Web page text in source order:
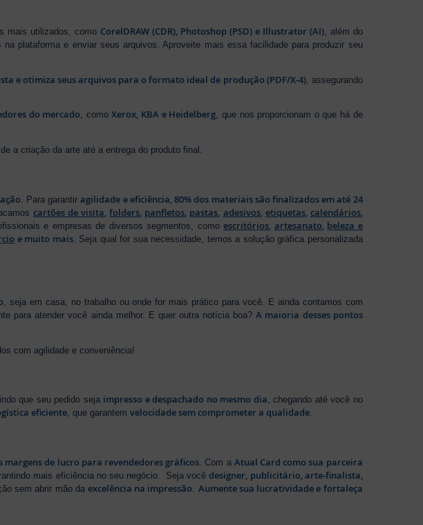
mais utilizados, como CorelDRAW (CDR), Photoshop (PSD) e Illustrator (AI), além do
plataforma e enviar seus arquivos. Aproveite mais essa facilidade para produzir seu
e otimiza seus arquivos para o formato ideal de produção (PDF/X-4), assegurando
do mercado, comoXerox, KBA e Heidelberg, que nos proporcionam o que há de
a criação da arte até a entrega do produto final.
. Para garantiragilidade e eficiência, 80% dos materiais são finalizados em até 24
cartões de visita,folders, panfletos, pastas, adesivos, etiquetas, calendários,
e empresas de diversos segmentos, comoescritórios, artesanato, beleza e
e muito mais. Seja qual for sua necessidade, temos a solução gráfica personalizada
, seja em casa, no trabalho ou onde for mais prático para você. E ainda contamos com
para atender você ainda melhor. E quer outra notícia boa?A maioria desses pontos
com agilidade e conveniência!
que seu pedido seja impresso e despachado no mesmo dia, chegando até você no
eficiente, que garantemvelocidade sem comprometer a qualidade.
margens de lucro para revendedores gráficos . Com a Atual Card como sua parceira
mais eficiência no seu negócio. Seja vocêdesigner, publicitário, arte-finalista,
sem abrir mão daexcelência na impressão Aumente sua lucratividade e fortaleça